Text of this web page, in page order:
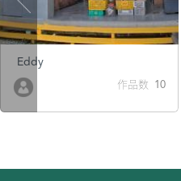
Eddy
作品数 10